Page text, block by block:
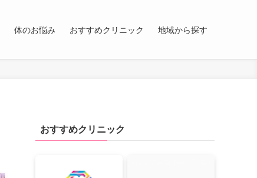
体のお悩み おすすめクリニック 地域から探す
おすすめクリニック